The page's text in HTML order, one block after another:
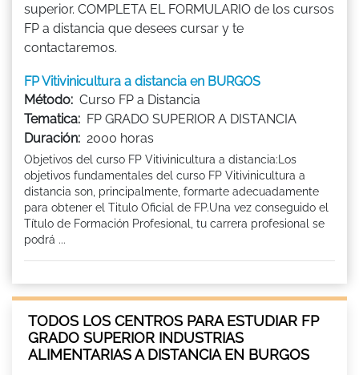
superior. COMPLETA EL FORMULARIO de los cursos
FP a distancia que desees cursar y te
contactaremos.
FP Vitivinicultura a distancia en BURGOS
Método: Curso FP a Distancia
Tematica: FP GRADO SUPERIOR A DISTANCIA
Duración: 2000 horas
Objetivos del curso FP Vitivinicultura a distancia:Los
objetivos fundamentales del curso FP Vitivinicultura a
distancia son, principalmente, formarte adecuadamente
para obtener el Titulo Oficial de FP.Una vez conseguido el
Título de Formación Profesional, tu carrera profesional se
podrá ...
TODOS LOS CENTROS PARA ESTUDIAR FP
GRADO SUPERIOR INDUSTRIAS
ALIMENTARIAS A DISTANCIA EN BURGOS